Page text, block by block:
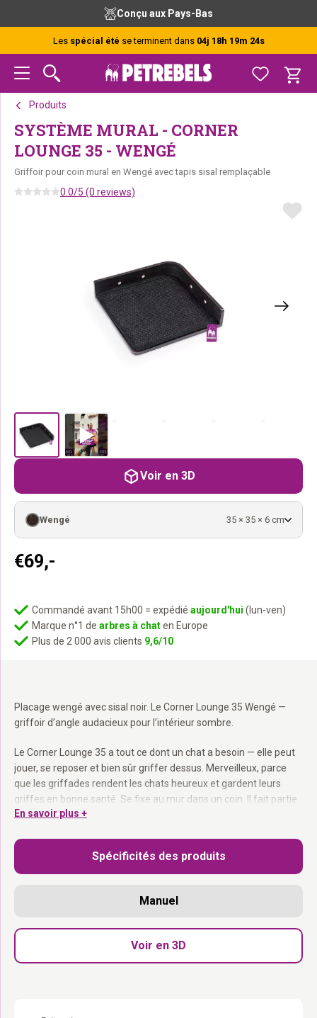
navigation
principale
principal
de
page
Conçu aux Pays-Bas
Les spécial été se terminent dans 04j 18h 19m 24s
Produits
SYSTÈME MURAL - CORNER
LOUNGE 35 - WENGÉ
Griffoir pour coin mural en Wengé avec tapis sisal remplaçable
0.0/5 (0 reviews)
Placage wengé avec sisal noir. Le Corner Lounge 35 Wengé —
griffoir d’angle audacieux pour l’intérieur sombre.
Le Corner Lounge 35 a tout ce dont un chat a besoin — elle peut
jouer, se reposer et bien sûr griffer dessus. Merveilleux, parce
que les griffades rendent les chats heureux et gardent leurs
griffes en bonne santé. Se fixe au mur dans un coin. Il fait partie
de la collection Wall of Rebels — combinable avec le Moon 40 et
Tapis en sisal fixé par velcro :Remplaçable facilement.
En bois d’eucalyptus courbé :Solide et discret.
Compact, prend très peu de place.
Dans le coin. Là où elle griffe de toute façon.
En savoir plus +
€69,-
Wengé 35 × 35 × 6 cm
Commandé avant 15h00 = expédié aujourd'hui (lun-ven)
Marque n°1 de arbres à chaten Europe
Plus de 2 000 avis clients 9,6/10
Voir en 3D
Spécificités des produits
Manuel
Voir en 3D